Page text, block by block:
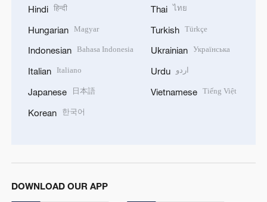
Hindi हिन्दी
Hungarian Magyar
Indonesian Bahasa Indonesia
Italian Italiano
Japanese 日本語
Korean 한국어
Thai ไทย
Turkish Türkçe
Ukrainian Українська
Urdu اردو
Vietnamese Tiếng Việt
DOWNLOAD OUR APP